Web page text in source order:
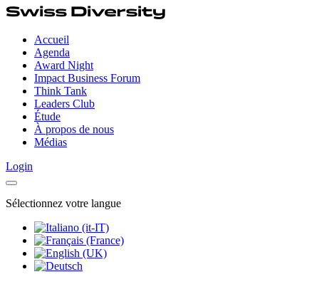
Accueil
Agenda
Award Night
Impact Business Forum
Think Tank
Leaders Club
Étude
À propos de nous
Médias
Login
Sélectionnez votre langue